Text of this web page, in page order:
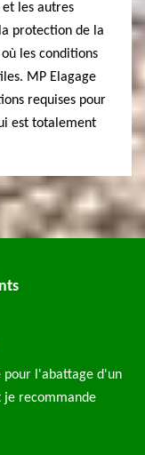
et les autres
protection de la
les conditions
MP Elagage
requises pour
est totalement
l'élagage de 4
m le travail a été fait